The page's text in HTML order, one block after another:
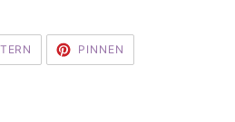
TWITTER
TWITTERN
PINNEN
PINNEN